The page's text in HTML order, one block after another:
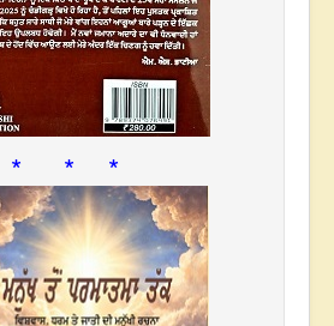
* * *